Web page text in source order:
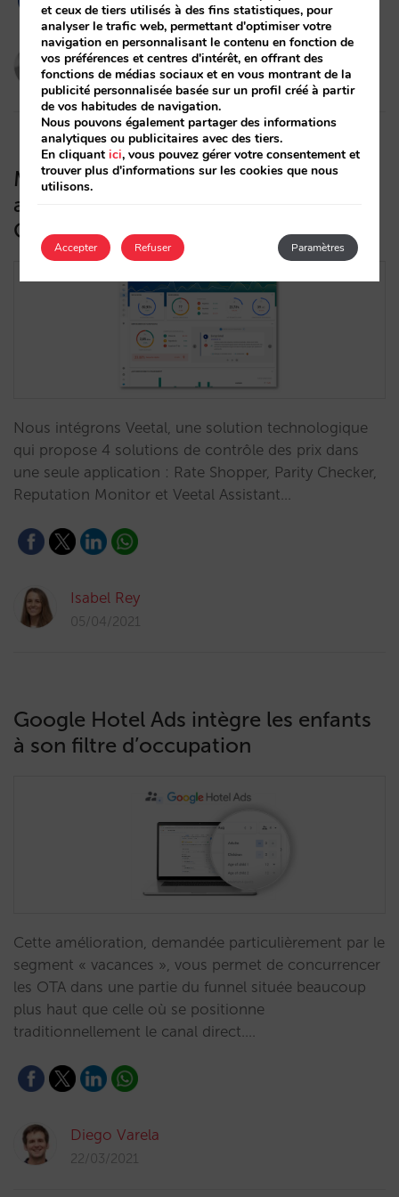
Pau Siquier
27/07/2021
Mirai s’intègre à Veetal pour vous
aider à contrôler votre parité sur
Google Hotel Ads
Nous intégrons Veetal, une solution technologique
qui propose 4 solutions de contrôle des prix dans
une seule application : Rate Shopper, Parity Checker,
Reputation Monitor et Veetal Assistant…
Isabel Rey
05/04/2021
Google Hotel Ads intègre les enfants
à son filtre d’occupation
Cette amélioration, demandée particulièrement par le
segment « vacances », vous permet de concurrencer
les OTA dans une partie du funnel située beaucoup
plus haut que celle où se positionne
traditionnellement le canal direct.…
Diego Varela
22/03/2021
et ceux de tiers utilisés à des fins statistiques, pour
analyser le trafic web, permettant d'optimiser votre
navigation en personnalisant le contenu en fonction de
vos préférences et centres d'intérêt, en offrant des
fonctions de médias sociaux et en vous montrant de la
publicité personnalisée basée sur un profil créé à partir
de vos habitudes de navigation.
Nous pouvons également partager des informations
analytiques ou publicitaires avec des tiers.
En cliquantici, vous pouvez gérer votre consentement et
trouver plus d'informations sur les cookies que nous
utilisons.
Accepter Paramètres
Refuser